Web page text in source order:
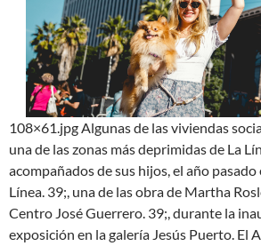
108×61.jpg Algunas de las viviendas
una de las zonas más deprimidas de La
acompañados de sus hijos, el año pasado
Línea. 39;, una de las obra de Martha
Centro José Guerrero. 39;, durante la
exposición en la galería Jesús Puerto. El